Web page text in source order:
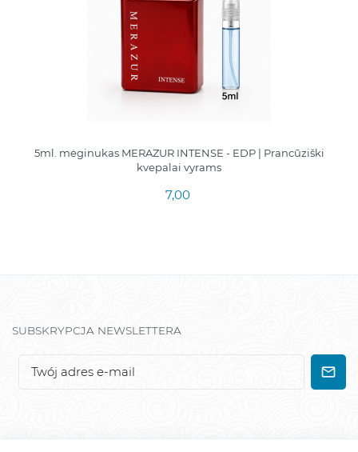
5ml. mėginukas MERAZUR INTENSE - EDP | Prancūziški
kvepalai vyrams
7,00
SUBSKRYPCJA NEWSLETTERA